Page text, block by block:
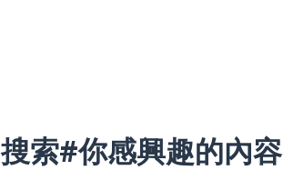
搜索#你感興趣的內容